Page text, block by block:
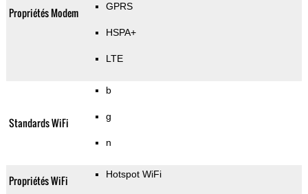
Propriétés Modem GPRS
HSPA+
LTE
Standards WiFi
b
g
n
Propriétés WiFi Hotspot WiFi